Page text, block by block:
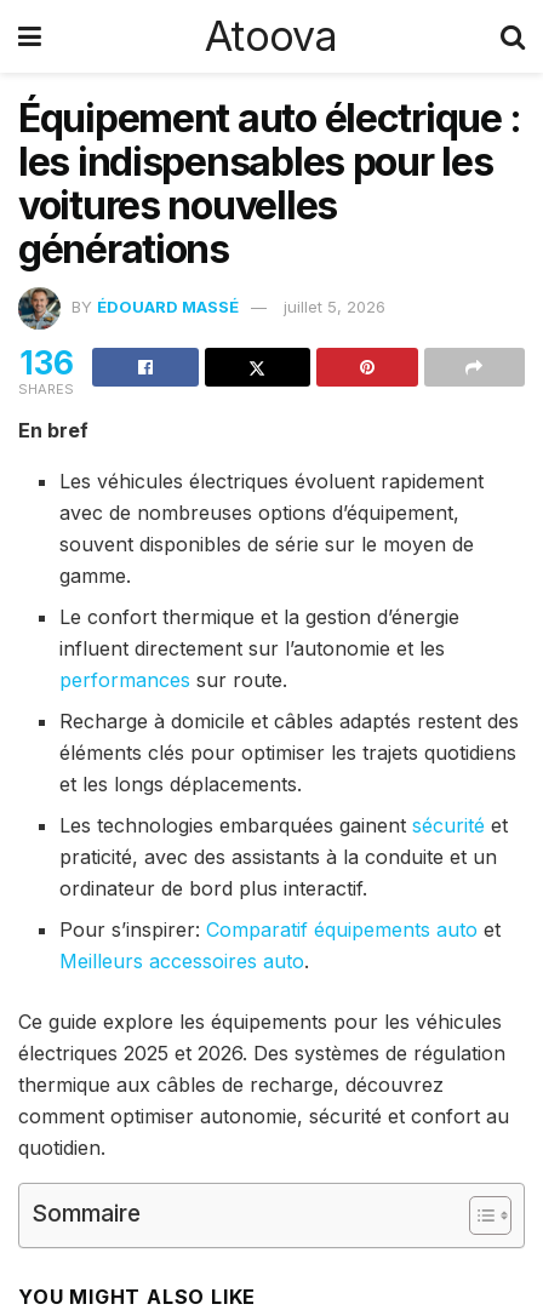
Atoova
Équipement auto électrique :
les indispensables pour les
voitures nouvelles
générations
BY ÉDOUARD MASSÉ juillet 5, 2026
136
SHARES
En bref
Les véhicules électriques évoluent rapidement
avec de nombreuses options d’équipement,
souvent disponibles de série sur le moyen de
gamme.
Le confort thermique et la gestion d’énergie
influent directement sur l’autonomie et les
performances sur route.
Recharge à domicile et câbles adaptés restent des
éléments clés pour optimiser les trajets quotidiens
et les longs déplacements.
Les technologies embarquées gainentsécurité et
praticité, avec des assistants à la conduite et un
ordinateur de bord plus interactif.
Pour s’inspirer:Comparatif équipements auto et
Meilleurs accessoires auto.
Ce guide explore les équipements pour les véhicules
électriques 2025 et 2026. Des systèmes de régulation
thermique aux câbles de recharge, découvrez
comment optimiser autonomie, sécurité et confort au
quotidien.
Sommaire
YOU MIGHT ALSO LIKE